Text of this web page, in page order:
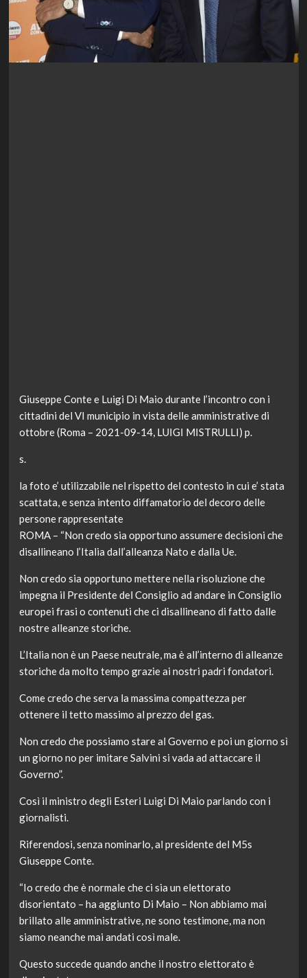
Giuseppe Conte e Luigi Di Maio durante l’incontro con i
cittadini del VI municipio in vista delle amministrative di
ottobre (Roma – 2021-09-14, LUIGI MISTRULLI) p.
s.
la foto e’ utilizzabile nel rispetto del contesto in cui e’ stata
scattata, e senza intento diffamatorio del decoro delle
persone rappresentate
ROMA – “Non credo sia opportuno assumere decisioni che
disallineano l’Italia dall’alleanza Nato e dalla Ue.
Non credo sia opportuno mettere nella risoluzione che
impegna il Presidente del Consiglio ad andare in Consiglio
europei frasi o contenuti che ci disallineano di fatto dalle
nostre alleanze storiche.
L’Italia non è un Paese neutrale, ma è all’interno di alleanze
storiche da molto tempo grazie ai nostri padri fondatori.
Come credo che serva la massima compattezza per
ottenere il tetto massimo al prezzo del gas.
Non credo che possiamo stare al Governo e poi un giorno sì
un giorno no per imitare Salvini si vada ad attaccare il
Governo”.
Così il ministro degli Esteri Luigi Di Maio parlando con i
giornalisti.
Riferendosi, senza nominarlo, al presidente del M5s
Giuseppe Conte.
“Io credo che è normale che ci sia un elettorato
disorientato – ha aggiunto Di Maio – Non abbiamo mai
brillato alle amministrative, ne sono testimone, ma non
siamo neanche mai andati così male.
Questo succede quando anche il nostro elettorato è